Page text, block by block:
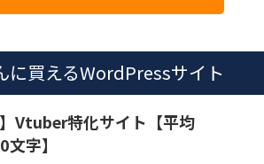
に買えるWordPressサイト
】Vtuber特化サイト【平均
字】